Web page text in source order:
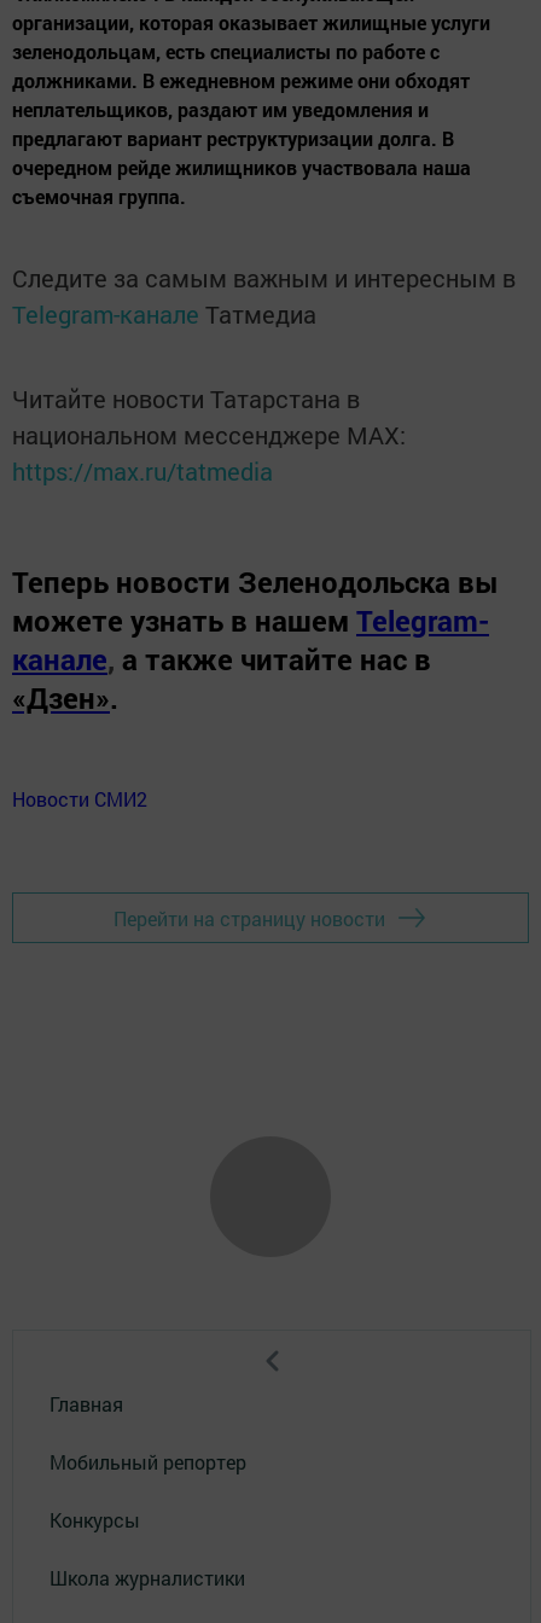
организации, которая оказывает жилищные услуги
зеленодольцам, есть специалисты по работе с
должниками. В ежедневном режиме они обходят
неплательщиков, раздают им уведомления и
предлагают вариант реструктуризации долга. В
очередном рейде жилищников участвовала наша
съемочная группа.
Следите за самым важным и интересным в
Telegram-канале Татмедиа
Читайте новости Татарстана в
национальном мессенджере MАХ:
https://max.ru/tatmedia
Теперь новости Зеленодольска вы
можете узнать в нашем Telegram-
канале, а также читайте нас в
«Дзен».
Новости СМИ2
Перейти на страницу новости
Главная
Мобильный репортер
Конкурсы
Школа журналистики